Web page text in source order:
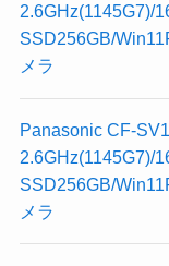
2.6GHz(1145G7)/
SSD256GB/
メラ
Panasonic CF-
2.6GHz(1145G7)/
SSD256GB/
メラ